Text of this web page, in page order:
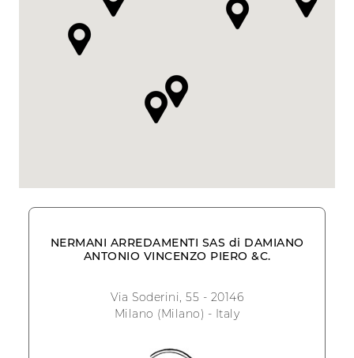
NERMANI ARREDAMENTI SAS di DAMIANO
ANTONIO VINCENZO PIERO &C.
Via Soderini, 55 - 20146
Milano (Milano) - Italy